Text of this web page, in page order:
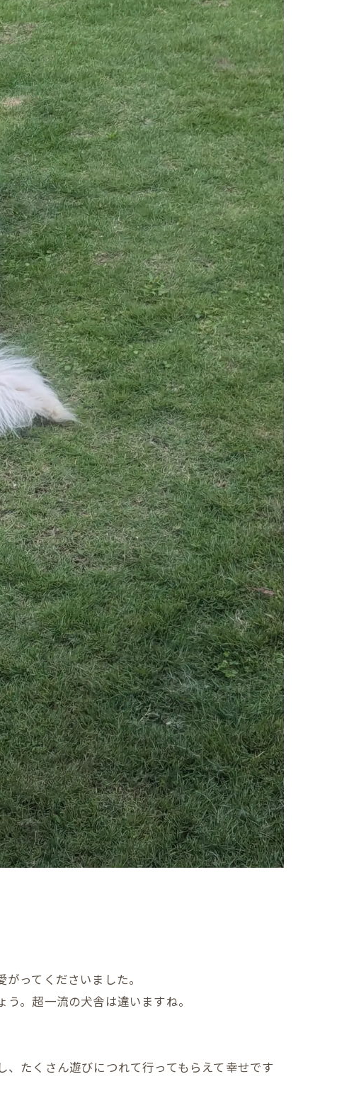
ってくださいました。
。超一流の犬舎は違いますね。
たくさん遊びにつれて行ってもらえて幸せです